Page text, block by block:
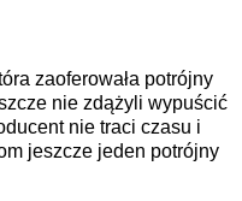
zaoferowała potrójny
nie zdążyli wypuścić
nie traci czasu i
jeszcze jeden potrójny